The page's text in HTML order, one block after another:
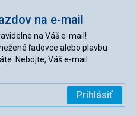
na e-mail
na Váš e-mail!
ľadovce alebo plavbu
Nebojte, Váš e-mail
Prihlásiť